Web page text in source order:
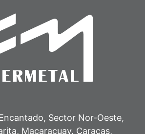
Sector Nor-Oeste,
Macaracuay. Caracas,